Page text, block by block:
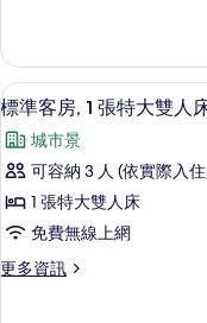
人
床,
可
使
用
俱
樂
部
1
張
特
雙
人
可
使
俱
顯
示
標
準
客
房,
1
3
標準客房, 1 張特大雙人
城市景
可容納 3 人 (依實際入
1 張特大雙人床
免費無線上網
更多資訊
更